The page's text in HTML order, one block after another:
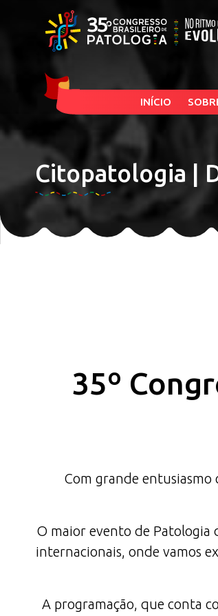
Citopatologia |
INÍCIO
35º
Com grande entusiasmo
O maior evento de Patologia
internacionais, onde vamos
A programação, que conta